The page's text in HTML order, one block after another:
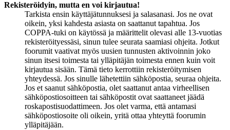
Rekisteröidyin, mutta en voi kirjautua!
Tarkista ensin käyttäjätunnuksesi ja salasanasi. Jos ne ovat
oikein, yksi kahdesta asiasta on saattanut tapahtua. Jos
COPPA-tuki on käytössä ja määrittelit olevasi alle 13-vuotias
rekisteröityessäsi, sinun tulee seurata saamiasi ohjeita. Jotkut
foorumit vaativat myös uusien tunnusten aktivoinnin joko
sinun itsesi toimesta tai ylläpitäjän toimesta ennen kuin voit
kirjautua sisään. Tämä tieto kerrottiin rekisteröitymisen
yhteydessä. Jos sinulle lähetettiin sähköpostia, seuraa ohjeita.
Jos et saanut sähköpostia, olet saattanut antaa virheellisen
sähköpostiosoitteen tai sähköpostit ovat saattaneet jäädä
roskapostisuodattimeen. Jos olet varma, että antamasi
sähköpostiosoite oli oikein, yritä ottaa yhteyttä foorumin
ylläpitäjään.